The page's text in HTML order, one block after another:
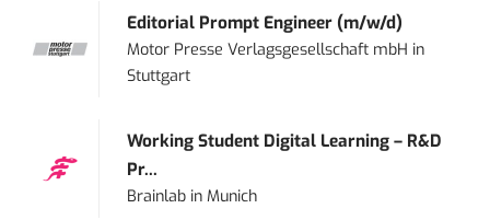
Editorial Prompt Engineer (m/w/d)
Motor Presse Verlagsgesellschaft mbH in
Stuttgart
Working Student Digital Learning – R&D
Pr...
Brainlab inMunich